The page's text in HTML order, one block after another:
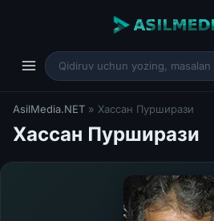
AsilMedia.NET » Хассан Пурширази
Хассан Пурширази